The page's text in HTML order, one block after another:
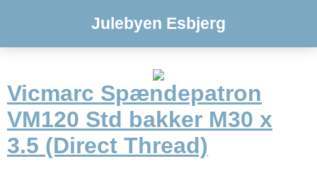
Julebyen Esbjerg
Vicmarc Spændepatron
VM120 Std bakker M30 x
3.5 (Direct Thread)